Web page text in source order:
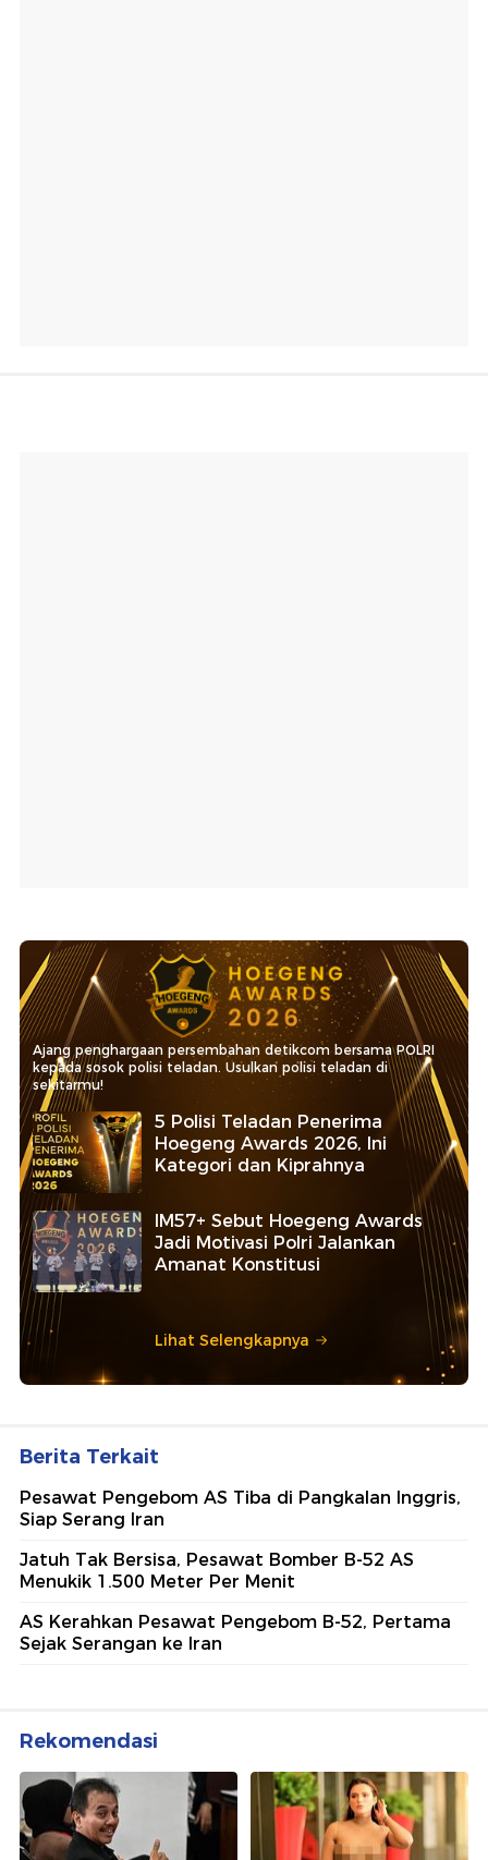
Ajang penghargaan persembahan detikcom bersama POLRI
kepada sosok polisi teladan. Usulkan polisi teladan di
sekitarmu!
5 Polisi Teladan Penerima
Hoegeng Awards 2026, Ini
Kategori dan Kiprahnya
IM57+ Sebut Hoegeng Awards
Jadi Motivasi Polri Jalankan
Amanat Konstitusi
Lihat Selengkapnya
Berita Terkait
Pesawat Pengebom AS Tiba di Pangkalan Inggris,
Siap Serang Iran
Jatuh Tak Bersisa, Pesawat Bomber B-52 AS
Menukik 1.500 Meter Per Menit
AS Kerahkan Pesawat Pengebom B-52, Pertama
Sejak Serangan ke Iran
Rekomendasi